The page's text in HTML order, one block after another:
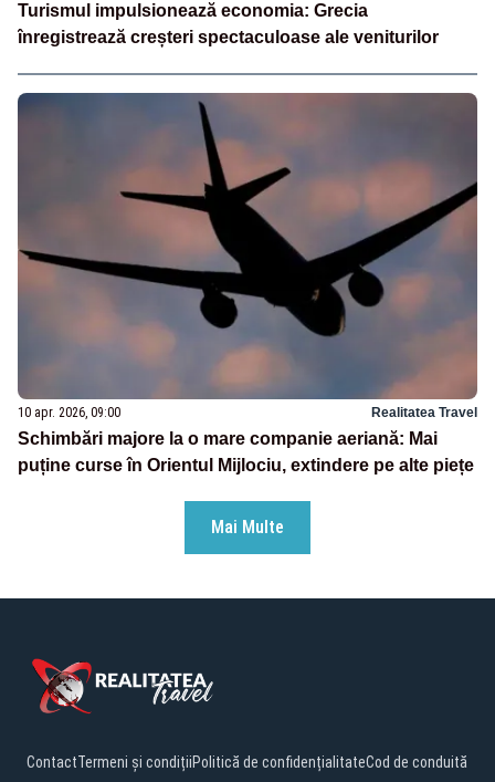
Turismul impulsionează economia: Grecia
înregistrează creșteri spectaculoase ale veniturilor
10 apr. 2026, 09:00 Realitatea Travel
Schimbări majore la o mare companie aeriană: Mai
puține curse în Orientul Mijlociu, extindere pe alte piețe
Mai Multe
ContactTermeni și condițiiPolitică de confidențialitateCod de conduită